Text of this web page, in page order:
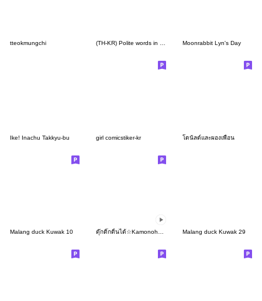
tteokmungchi (TH-KR) Polite words in Daily life (W) Moonrabbit Lyn's Day
Ike! Inachu Takkyu-bu girl comicstiker-kr โดนัลด์และผองเพื่อน
Malang duck Kuwak 10 Malang duck Kuwak 29